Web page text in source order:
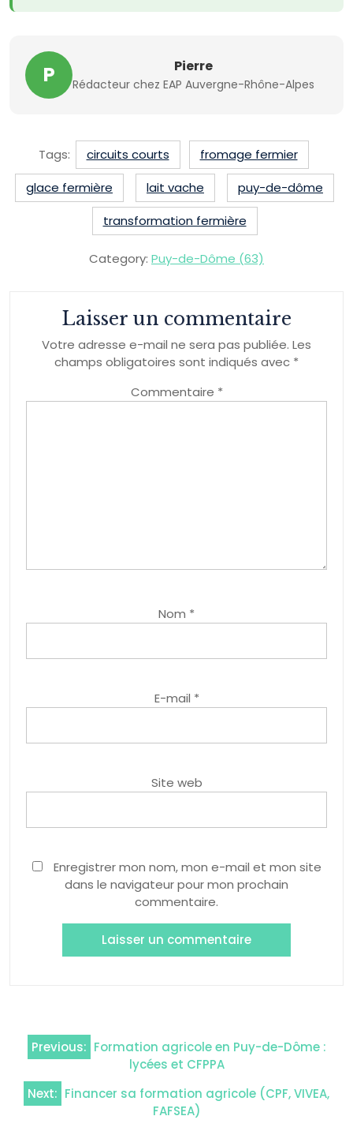
P Pierre
Rédacteur chez EAP Auvergne-Rhône-Alpes
Tags: circuits courts
fromage fermier
glace fermière
lait vache
puy-de-dôme
transformation fermière
Category: Puy-de-Dôme (63)
Laisser un commentaire
Votre adresse e-mail ne sera pas publiée. Les
champs obligatoires sont indiqués avec *
Commentaire *
Nom *
E-mail *
Site web
Enregistrer mon nom, mon e-mail et mon site
dans le navigateur pour mon prochain
commentaire.
Navigation
de
l’article
Previous: Formation agricole en Puy-de-Dôme :
lycées et CFPPA
Next: Financer sa formation agricole (CPF, VIVEA,
FAFSEA)